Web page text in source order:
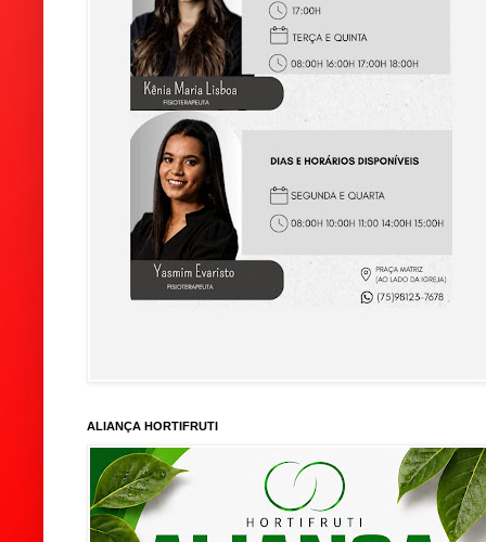
ALIANÇA HORTIFRUTI